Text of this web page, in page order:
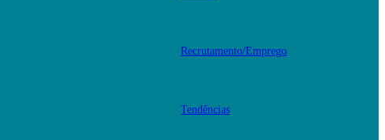
Recrutamento/Emprego
Tendências